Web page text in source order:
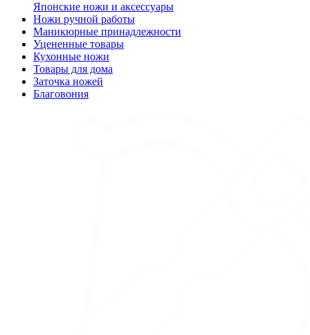
Японские ножи и аксессуары
Ножи ручной работы
Маникюрные принадлежности
Уцененные товары
Кухонные ножи
Товары для дома
Заточка ножей
Благовония